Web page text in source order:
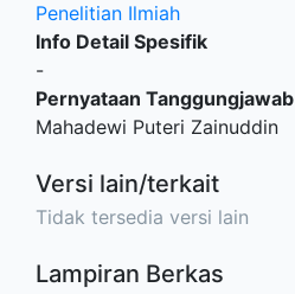
Penelitian Ilmiah
Info Detail Spesifik
-
Pernyataan Tanggungjawab
Mahadewi Puteri Zainuddin
Versi lain/terkait
Tidak tersedia versi lain
Lampiran Berkas